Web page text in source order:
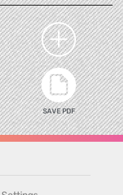
SAVE PDF